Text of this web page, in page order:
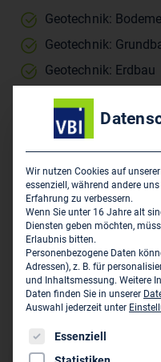
Geotechnik:
Geotechnik:
Geotechnik: Erdbau
Konstruktiver
Tiefbau
Schäden an
Tiefbauten
Umweltschutz:
Tenor:
von der IHK zu Berlin öffentlich bestellter und
vereidigter
Grundwasserfragen
Wir nutzen Cookies auf
essenziell, während andere
Erfahrung zu verbessern.
Wenn Sie unter 16 Jahre alt
Diensten geben möchten,
Erlaubnis bitten.
Personenbezogene Daten
Adressen), z. B. für
und Inhaltsmessung. Weitere
Daten finden Sie in unserer
Auswahl jederzeit unter
Es folgt eine Liste der
Essenziell